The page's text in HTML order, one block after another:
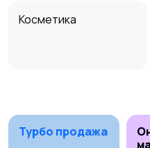
Косметика
Турбо продажа